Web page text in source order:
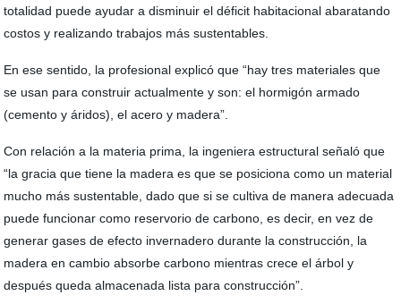
totalidad puede ayudar a disminuir el déficit habitacional abaratando
costos y realizando trabajos más sustentables.
En ese sentido, la profesional explicó que “hay tres materiales que
se usan para construir actualmente y son: el hormigón armado
(cemento y áridos), el acero y madera”.
Con relación a la materia prima, la ingeniera estructural señaló que
“la gracia que tiene la madera es que se posiciona como un material
mucho más sustentable, dado que si se cultiva de manera adecuada
puede funcionar como reservorio de carbono, es decir, en vez de
generar gases de efecto invernadero durante la construcción, la
madera en cambio absorbe carbono mientras crece el árbol y
después queda almacenada lista para construcción”.